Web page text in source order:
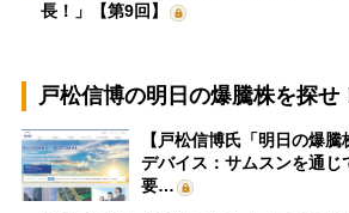
長！」【第9回】
戸松信博の明日の爆騰株を探せ
【戸松信博氏「明日の爆
デバイス：サムスンを通じ
要…